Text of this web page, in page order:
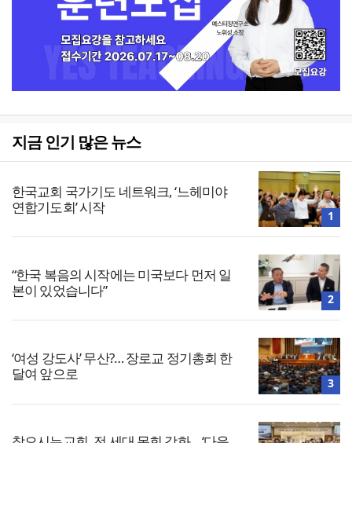
지금 인기 많은 뉴스
한국교회 국가기도 네트워크, ‘느헤미야
연합기도회’ 시작
1
“한국 복음의 시작에는 미국보다 먼저 일
본이 있었습니다”
2
‘여성 강도사’ 무산?… 장로교 정기총회 한
달여 앞으로
3
찾으시는교회, 전 세대 목회 강화… ‘다음